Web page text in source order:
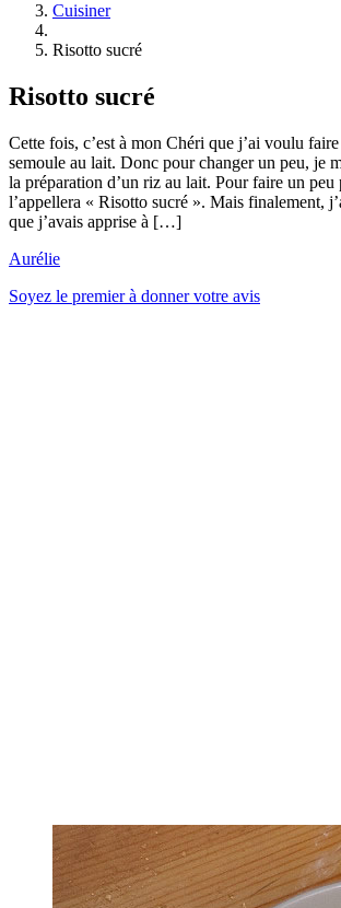
Cuisiner
Risotto sucré
Risotto sucré
Cette fois, c’est à mon Chéri que j’ai voulu
semoule au lait. Donc pour changer un peu, je
la préparation d’un riz au lait. Pour faire un peu
l’appellera « Risotto sucré ». Mais finalement,
que j’avais apprise à […]
Aurélie
Soyez le premier à donner votre avis